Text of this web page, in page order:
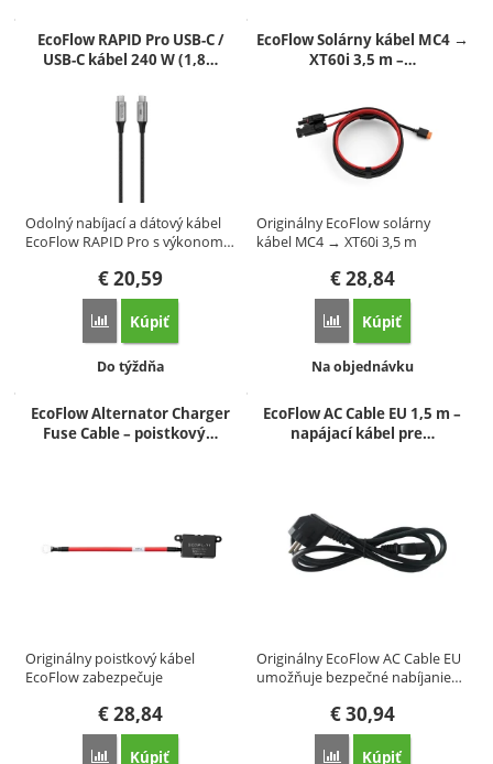
Produkty
EcoFlow RAPID Pro USB-C /
USB-C kábel 240 W (1,8…
Odolný nabíjací a dátový kábel
EcoFlow RAPID Pro s výkonom…
€20,59
Porovnať
Kúpiť
Dostupnosť:
Do týždňa
EcoFlow Solárny kábel MC4 →
XT60i 3,5 m –…
Originálny EcoFlow solárny
kábel MC4 → XT60i 3,5 m
€28,84
Porovnať
Kúpiť
Dostupnosť:
Na objednávku
EcoFlow Alternator Charger
Fuse Cable – poistkový…
Originálny poistkový kábel
EcoFlow zabezpečuje
€28,84
Porovnať
Kúpiť
EcoFlow AC Cable EU 1,5 m –
napájací kábel pre…
Originálny EcoFlow AC Cable EU
umožňuje bezpečné nabíjanie…
€30,94
Porovnať
Kúpiť